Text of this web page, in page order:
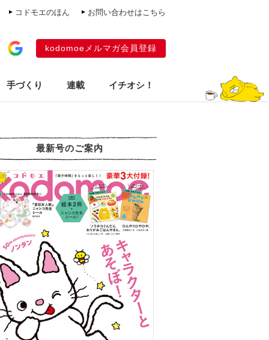
コドモエのほん お問い合わせはこちら
kodomoeメルマガ会員登録
手づくり 連載 イチオシ！
最新号のご案内